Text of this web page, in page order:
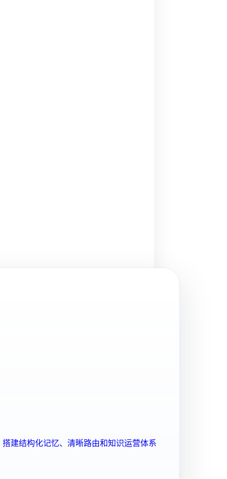
建结构化记忆、清晰路由和知识运营体系